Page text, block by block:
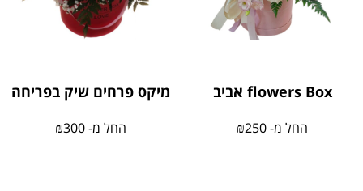
flowers Box אביב
החל מ- ₪250
מיקס פרחים שיק בפריחה
החל מ- ₪300